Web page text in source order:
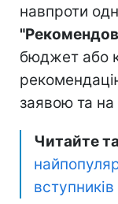
навпроти
бюджет або
заявою та
Читайте